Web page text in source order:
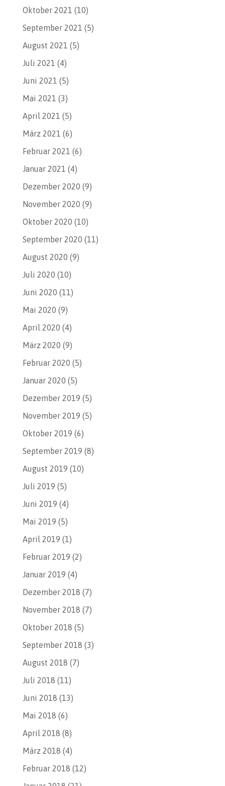
Oktober 2021 (10)
September 2021 (5)
August 2021 (5)
Juli 2021 (4)
Juni 2021 (5)
Mai 2021 (3)
April 2021 (5)
März 2021 (6)
Februar 2021 (6)
Januar 2021 (4)
Dezember 2020 (9)
November 2020 (9)
Oktober 2020 (10)
September 2020 (11)
August 2020 (9)
Juli 2020 (10)
Juni 2020 (11)
Mai 2020 (9)
April 2020 (4)
März 2020 (9)
Februar 2020 (5)
Januar 2020 (5)
Dezember 2019 (5)
November 2019 (5)
Oktober 2019 (6)
September 2019 (8)
August 2019 (10)
Juli 2019 (5)
Juni 2019 (4)
Mai 2019 (5)
April 2019 (1)
Februar 2019 (2)
Januar 2019 (4)
Dezember 2018 (7)
November 2018 (7)
Oktober 2018 (5)
September 2018 (3)
August 2018 (7)
Juli 2018 (11)
Juni 2018 (13)
Mai 2018 (6)
April 2018 (8)
März 2018 (4)
Februar 2018 (12)